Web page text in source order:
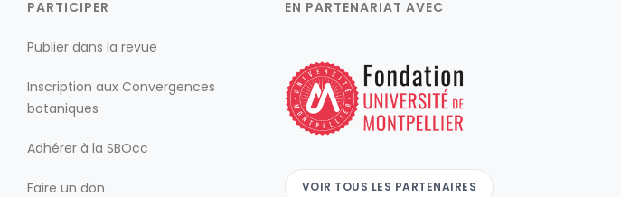
PARTICIPER
Publier dans la revue
Inscription aux Convergences
botaniques
Adhérer à la SBOcc
Faire un don
EN PARTENARIAT AVEC
VOIR TOUS LES PARTENAIRES